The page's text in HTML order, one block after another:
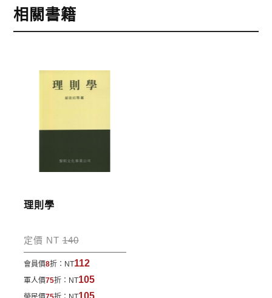
2.銀行轉帳:選擇銀行轉帳時，請填寫您的銀行帳號後
五碼，並於三日內完成匯款，以利核銷作業。
劃撥單，匯款者大名請填寫跟訂購者大名一致，以利
核銷作業。
訂單處理的狀態。
運費說明:
包裹運送，一律免運費；899元以下須自付80元運
費。外文書籍將由專人估價
相關書籍
理則學
定價 NT140
會員價8折： NT112
軍人價75折： NT105